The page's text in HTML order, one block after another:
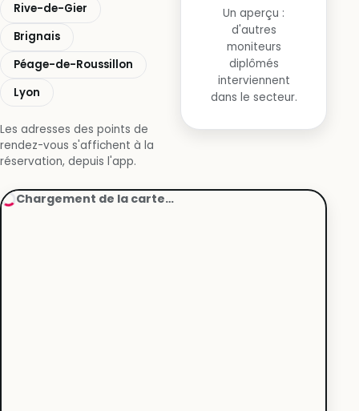
Rive-de-Gier
Brignais
Péage-de-Roussillon
Lyon
Les adresses des points de
rendez-vous s'affichent à la
réservation, depuis l'app.
Un aperçu :
d'autres
moniteurs
diplômés
interviennent
dans le secteur.
Chargement de la carte…